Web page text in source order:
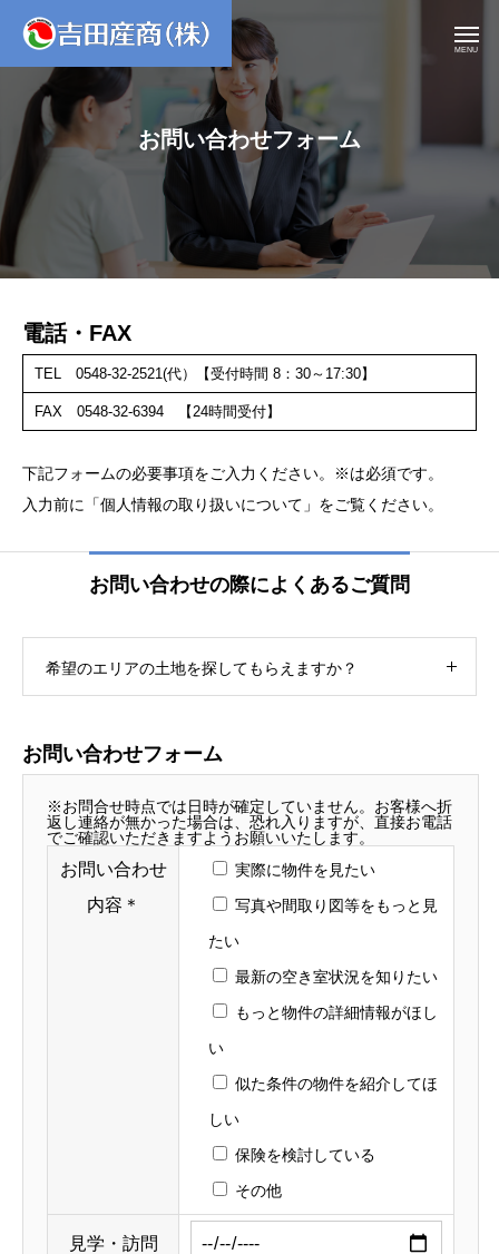
MENU
お問い合わせフォーム
電話・FAX
TEL 0548-32-2521(代）【受付時間 8：30～17:30】
FAX 0548-32-6394 【24時間受付】
下記フォームの必要事項をご入力ください。※は必須です。
入力前に「個人情報の取り扱いについて」をご覧ください。
お問い合わせの際によくあるご質問
希望のエリアの土地を探してもらえますか？
お問い合わせフォーム
※お問合せ時点では日時が確定していません。お客様へ折
返し連絡が無かった場合は、恐れ入りますが、直接お電話
でご確認いただきますようお願いいたします。
お問い合わせ
内容 ＊
実際に物件を見たい
写真や間取り図等をもっと見
たい
最新の空き室状況を知りたい
もっと物件の詳細情報がほし
い
似た条件の物件を紹介してほ
しい
保険を検討している
その他
見学・訪問